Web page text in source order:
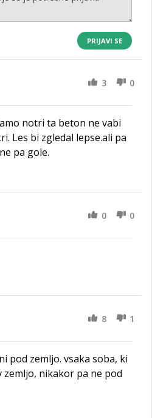
PRIJAVI SE
3 0
notri ta beton ne vabi
Les bi zgledal lepse.ali pa
pa gole.
0 0
8 1
pod zemljo. vsaka soba, ki
zemljo, nikakor pa ne pod